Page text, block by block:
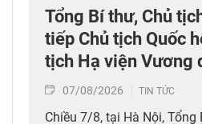
Tổng Bí thư, Chủ
tiếp Chủ tịch Quốc
tịch Hạ viện Vương
07/08/2026 TIN TỨC
Chiều 7/8, tại Hà Nội, Tổng